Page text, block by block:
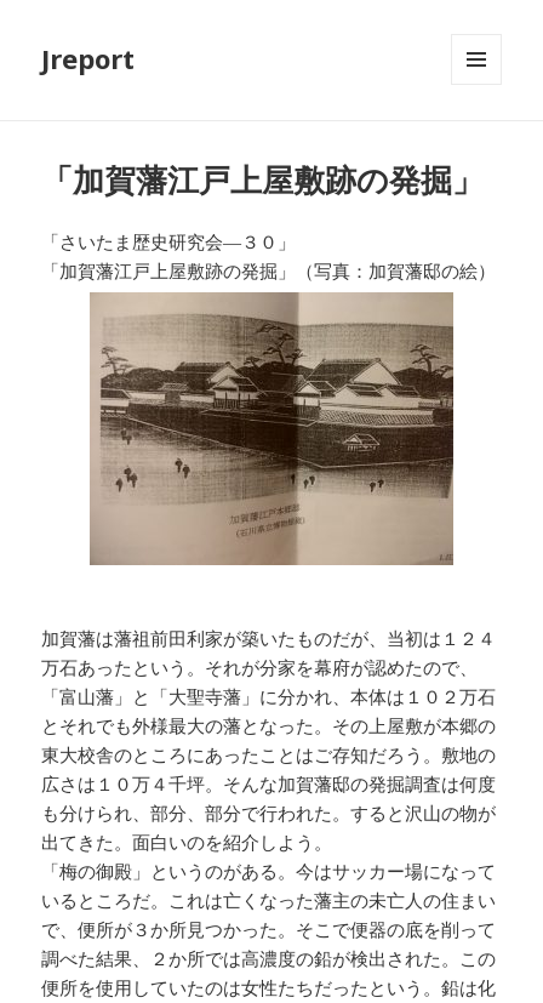
Jreport
「加賀藩江戸上屋敷跡の発掘」
「さいたま歴史研究会―３０」
「加賀藩江戸上屋敷跡の発掘」（写真：加賀藩邸の絵）
加賀藩は藩祖前田利家が築いたものだが、当初は１２４
万石あったという。それが分家を幕府が認めたので、
「富山藩」と「大聖寺藩」に分かれ、本体は１０２万石
とそれでも外様最大の藩となった。その上屋敷が本郷の
東大校舎のところにあったことはご存知だろう。敷地の
広さは１０万４千坪。そんな加賀藩邸の発掘調査は何度
も分けられ、部分、部分で行われた。すると沢山の物が
出てきた。面白いのを紹介しよう。
「梅の御殿」というのがある。今はサッカー場になって
いるところだ。これは亡くなった藩主の未亡人の住まい
で、便所が３か所見つかった。そこで便器の底を削って
調べた結果、２か所では高濃度の鉛が検出された。この
便所を使用していたのは女性たちだったという。鉛は化